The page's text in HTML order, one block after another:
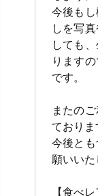
今後もし
しを写
しても
ります
です。
またの
ておりま
今後と
願いいた
【食べ